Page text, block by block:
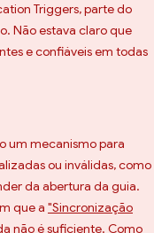
Triggers, parte do
Não estava claro que
e confiáveis em todas
um mecanismo para
ou inválidas, como
da abertura da guia.
que a "Sincronização
não é suficiente. Como